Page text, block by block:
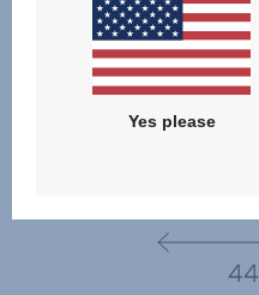
Yes please